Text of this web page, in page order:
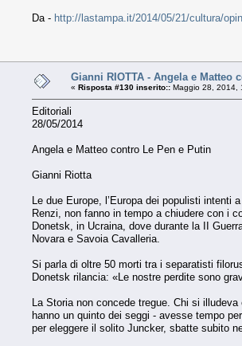
Da - http://lastampa.it/2014/05/21/cultura/
Gianni RIOTTA - Angela e Matteo
« Risposta #130 inserito:: Maggio 28, 2014,
Editoriali
28/05/2014
Angela e Matteo contro Le Pen e Putin
Gianni Riotta
Le due Europe, l’Europa dei populisti intenti
Renzi, non fanno in tempo a chiudere con i
Donetsk, in Ucraina, dove durante la II
Novara e Savoia Cavalleria.
Si parla di oltre 50 morti tra i separatisti
Donetsk rilancia: «Le nostre perdite sono
La Storia non concede tregue. Chi si
hanno un quinto dei seggi - avesse tempo
per eleggere il solito Juncker, sbatte subito